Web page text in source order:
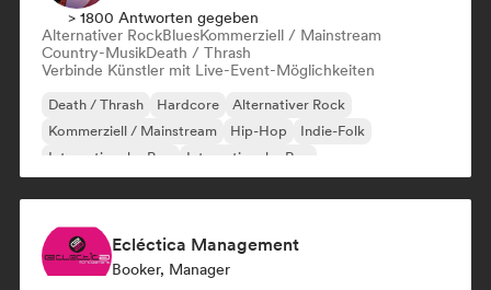
> 1800 Antworten gegeben
Alternativer RockBluesKommerziell / Mainstream
Country-MusikDeath / Thrash
Verbinde Künstler mit Live-Event-Möglichkeiten
Death / Thrash Hardcore
Alternativer Rock
Kommerziell / Mainstream
Hip-Hop
Indie-Folk
Internationaler Pop
Internationaler Rap
Ecléctica Management
Booker, Manager